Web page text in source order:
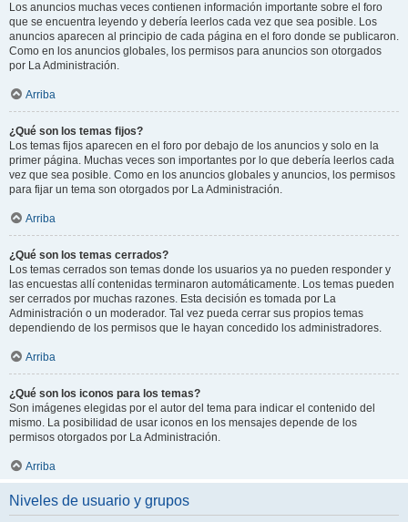
Los anuncios muchas veces contienen información importante sobre el foro
que se encuentra leyendo y debería leerlos cada vez que sea posible. Los
anuncios aparecen al principio de cada página en el foro donde se publicaron.
Como en los anuncios globales, los permisos para anuncios son otorgados
por La Administración.
Arriba
¿Qué son los temas fijos?
Los temas fijos aparecen en el foro por debajo de los anuncios y solo en la
primer página. Muchas veces son importantes por lo que debería leerlos cada
vez que sea posible. Como en los anuncios globales y anuncios, los permisos
para fijar un tema son otorgados por La Administración.
Arriba
¿Qué son los temas cerrados?
Los temas cerrados son temas donde los usuarios ya no pueden responder y
las encuestas allí contenidas terminaron automáticamente. Los temas pueden
ser cerrados por muchas razones. Esta decisión es tomada por La
Administración o un moderador. Tal vez pueda cerrar sus propios temas
dependiendo de los permisos que le hayan concedido los administradores.
Arriba
¿Qué son los iconos para los temas?
Son imágenes elegidas por el autor del tema para indicar el contenido del
mismo. La posibilidad de usar iconos en los mensajes depende de los
permisos otorgados por La Administración.
Arriba
Niveles de usuario y grupos